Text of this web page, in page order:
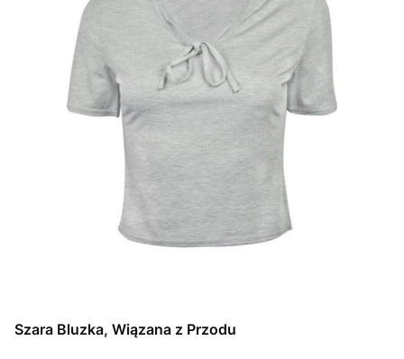
Szara Bluzka, Wiązana z Przodu